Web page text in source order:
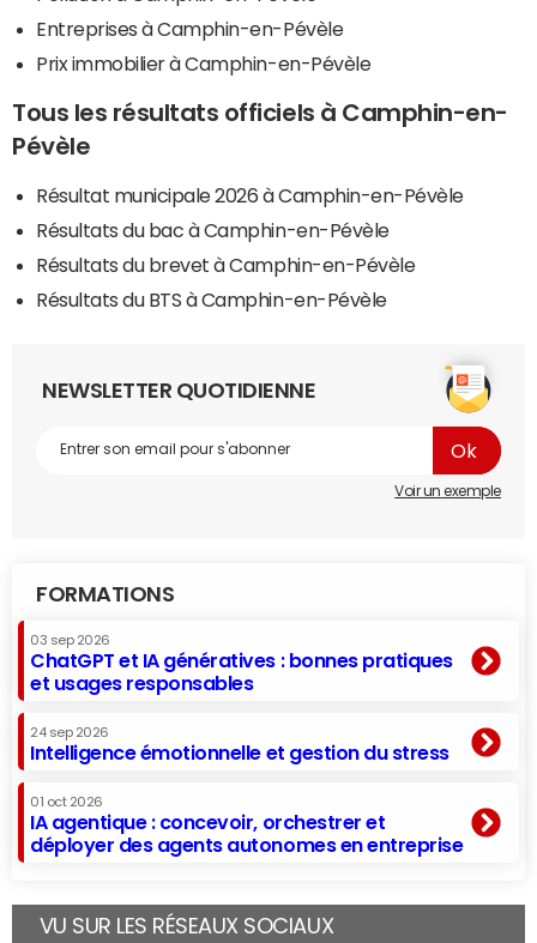
Entreprises à Camphin-en-Pévèle
Prix immobilier à Camphin-en-Pévèle
Tous les résultats officiels à Camphin-en-
Pévèle
Résultat municipale 2026 à Camphin-en-Pévèle
Résultats du bac à Camphin-en-Pévèle
Résultats du brevet à Camphin-en-Pévèle
Résultats du BTS à Camphin-en-Pévèle
NEWSLETTER QUOTIDIENNE
Voir un exemple
FORMATIONS
03 sep 2026
ChatGPT et IA génératives : bonnes pratiques
et usages responsables
24 sep 2026
Intelligence émotionnelle et gestion du stress
01 oct 2026
IA agentique : concevoir, orchestrer et
déployer des agents autonomes en entreprise
VU SUR LES RÉSEAUX SOCIAUX